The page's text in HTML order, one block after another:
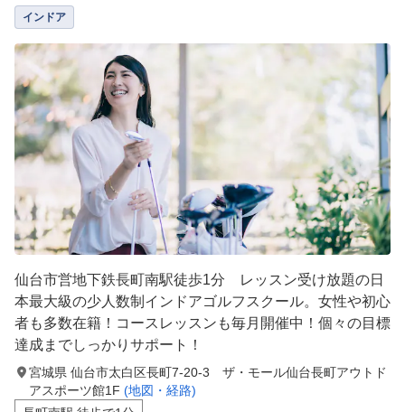
インドア
仙台市営地下鉄長町南駅徒歩1分 レッスン受け放題の日
本最大級の少人数制インドアゴルフスクール。女性や初心
者も多数在籍！コースレッスンも毎月開催中！個々の目標
達成までしっかりサポート！
宮城県 仙台市太白区長町7-20-3 ザ・モール仙台長町アウトド
アスポーツ館1F (地図・経路)